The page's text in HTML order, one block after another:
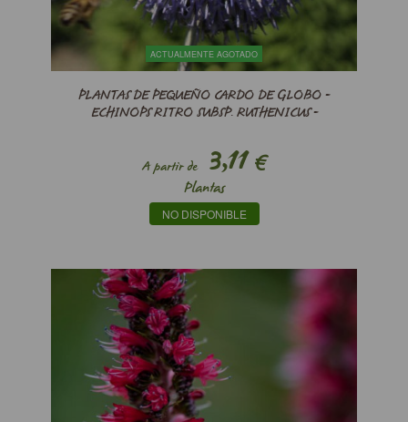
ACTUALMENTE AGOTADO
PLANTAS DE PEQUEÑO CARDO DE GLOBO -
ECHINOPS RITRO SUBSP. RUTHENICUS -
A partir de3,11€
Plantas
NO DISPONIBLE